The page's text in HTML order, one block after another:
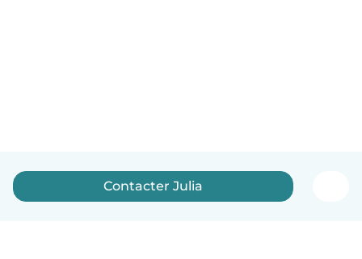
Contacter Julia